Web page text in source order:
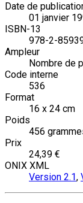
Date de
01 janvier
ISBN-13
978-2-
Ampleur
Nombre de
Code interne
536
Format
16 x 24 cm
Poids
456
Prix
24,39 €
ONIX XML
Version 2.1,